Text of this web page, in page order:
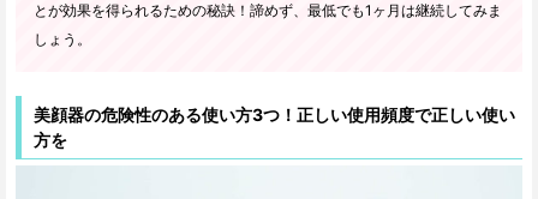
とが効果を得られるための秘訣！諦めず、最低でも1ヶ月は継続してみま
しょう。
美顔器の危険性のある使い方3つ！正しい使用頻度で正しい使い
方を